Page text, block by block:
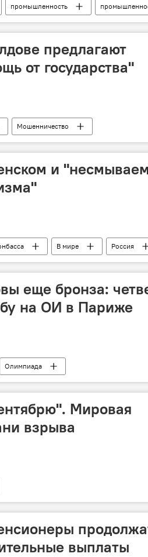
промышленность
предлагают
от государства"
Мошенничество
и
В мире Россия
еще бронза:
на ОИ в Париже
Олимпиада
Мировая
взрыва
выплаты